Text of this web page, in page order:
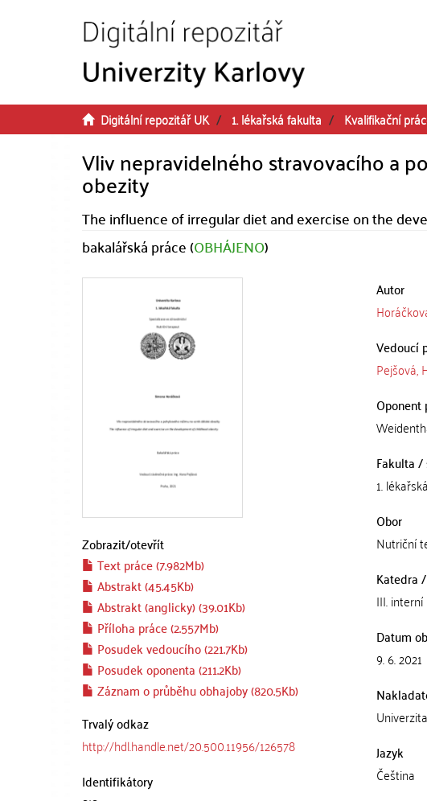
Digitální repozitář UK 1. lékařská fakulta Kvalifikační
Vliv nepravidelného stravovacího a
obezity
The influence of irregular diet and exercise on the
bakalářská práce (OBHÁJENO)
Zobrazit/otevřít
Text práce (7.982Mb)
Abstrakt (45.45Kb)
Abstrakt (anglicky) (39.01Kb)
Příloha práce (2.557Mb)
Posudek vedoucího (221.7Kb)
Posudek oponenta (211.2Kb)
Záznam o průběhu obhajoby (820.5Kb)
Trvalý odkaz
http://hdl.handle.net/20.500.11956/126578
Identifikátory
Autor
Vedoucí
Pejšová,
Oponent
Fakulta
1.
Obor
Nutriční
Katedra
III.
Datum
9. 6. 2021
Jazyk
Čeština